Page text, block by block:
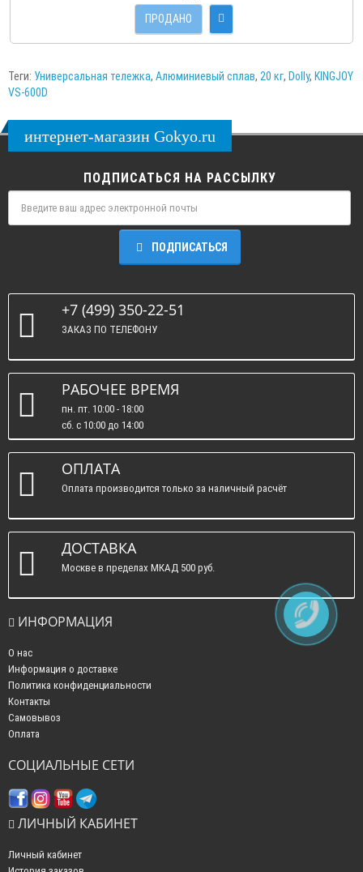
ПРОДАНО
Теги: Универсальная тележка, Алюминиевый сплав, 20 кг, Dolly, KINGJOY
VS-600D
интернет-магазин Gokyo.ru
ПОДПИСАТЬСЯ НА РАССЫЛКУ
ПОДПИСАТЬСЯ
+7 (499) 350-22-51
ЗАКАЗ ПО ТЕЛЕФОНУ
РАБОЧЕЕ ВРЕМЯ
пн. пт. 10:00 - 18:00
сб. c 10:00 до 14:00
вс. : выходные.
ОПЛАТА
Оплата производится только за наличный расчёт
ДОСТАВКА
Москве в пределах МКАД 500 руб.
ИНФОРМАЦИЯ
О нас
Информация о доставке
Политика конфиденциальности
Контакты
Самовывоз
Оплата
СОЦИАЛЬНЫЕ СЕТИ
ЛИЧНЫЙ КАБИНЕТ
Личный кабинет